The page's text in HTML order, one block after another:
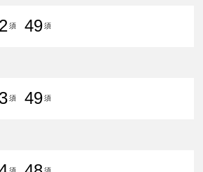
須
49須
須
49須
須 須